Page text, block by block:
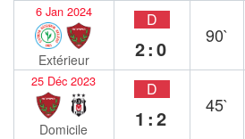
6 Jan 2024
Extérieur
D
2:0
90`
25 Déc 2023
Domicile
D
1:2
45`